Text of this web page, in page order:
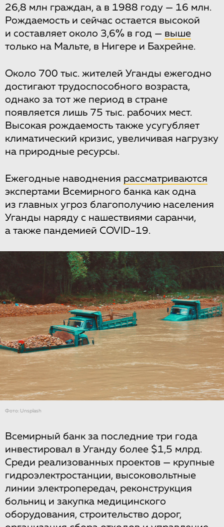
26,8 млн граждан, а в 1988 году — 16 млн.
Рождаемость и сейчас остается высокой
и составляет около 3,6% в год — выше
только на Мальте, в Нигере и Бахрейне.
Около 700 тыс. жителей Уганды ежегодно
достигают трудоспособного возраста,
однако за тот же период в стране
появляется лишь 75 тыс. рабочих мест.
Высокая рождаемость также усугубляет
климатический кризис, увеличивая нагрузку
на природные ресурсы.
Ежегодные наводнения рассматриваются
экспертами Всемирного банка как одна
из главных угроз благополучию населения
Уганды наряду с нашествиями саранчи,
а также пандемией COVID-19.
Фото: Unsplash
Всемирный банк за последние три года
инвестировал в Уганду более $1,5 млрд.
Среди реализованных проектов — крупные
гидроэлектростанции, высоковольтные
линии электропередач, реконструкция
больниц и закупка медицинского
оборудования, строительство дорог,